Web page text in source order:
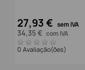
27,93 € sem IVA
34,35 € com IVA
0 Avaliação(ões)